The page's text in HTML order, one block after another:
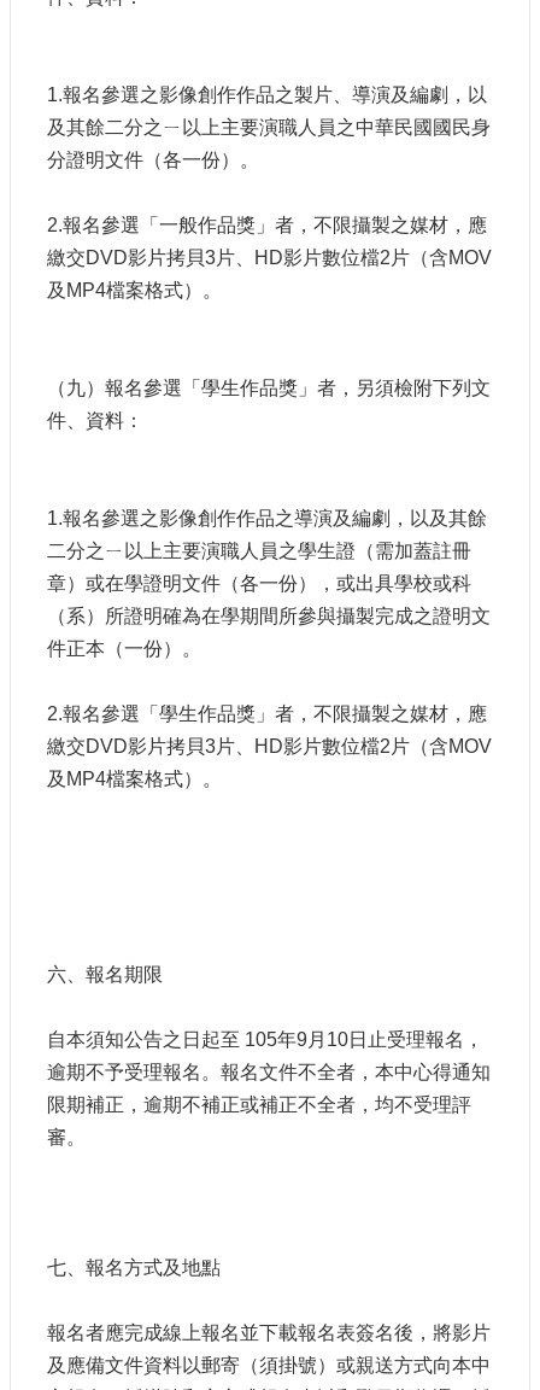
1.報名參選之影像創作作品之製片、導演及編劇，以
及其餘二分之ㄧ以上主要演職人員之中華民國國民身
分證明文件（各一份）。
2.報名參選「一般作品獎」者，不限攝製之媒材，應
繳交DVD影片拷貝3片、HD影片數位檔2片（含MOV
及MP4檔案格式）。
（九）報名參選「學生作品獎」者，另須檢附下列文
件、資料：
1.報名參選之影像創作作品之導演及編劇，以及其餘
二分之ㄧ以上主要演職人員之學生證（需加蓋註冊
章）或在學證明文件（各一份），或出具學校或科
（系）所證明確為在學期間所參與攝製完成之證明文
件正本（一份）。
2.報名參選「學生作品獎」者，不限攝製之媒材，應
繳交DVD影片拷貝3片、HD影片數位檔2片（含MOV
及MP4檔案格式）。
六、報名期限
自本須知公告之日起至 105年9月10日止受理報名，
逾期不予受理報名。報名文件不全者，本中心得通知
限期補正，逾期不補正或補正不全者，均不受理評
審。
七、報名方式及地點
報名者應完成線上報名並下載報名表簽名後，將影片
及應備文件資料以郵寄（須掛號）或親送方式向本中